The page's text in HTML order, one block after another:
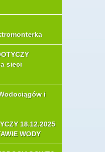
sieci
i
18.12.2025
WODY